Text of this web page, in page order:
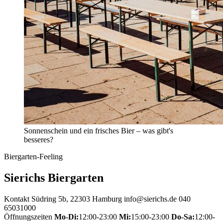
Sonnenschein und ein frisches Bier – was gibt's
besseres?
Biergarten-Feeling
Sierichs Biergarten
Kontakt Südring 5b, 22303 Hamburg info@sierichs.de 040
65031000
Öffnungszeiten Mo-Di:12:00-23:00 Mi:15:00-23:00 Do-Sa:12:00-